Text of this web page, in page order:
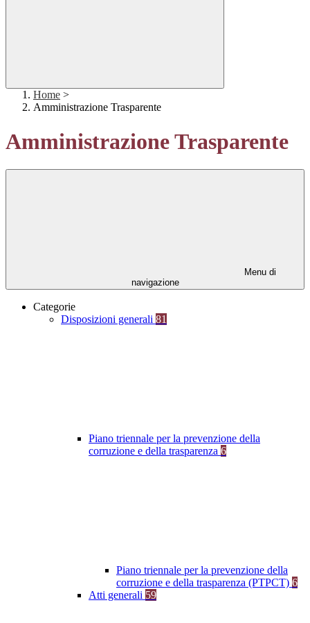
Home >
Amministrazione Trasparente
Amministrazione Trasparente
Menu di
navigazione
Categorie
Disposizioni generali 81
Piano triennale per la prevenzione della
corruzione e della trasparenza 6
Piano triennale per la prevenzione della
corruzione e della trasparenza (PTPCT) 6
Atti generali 59